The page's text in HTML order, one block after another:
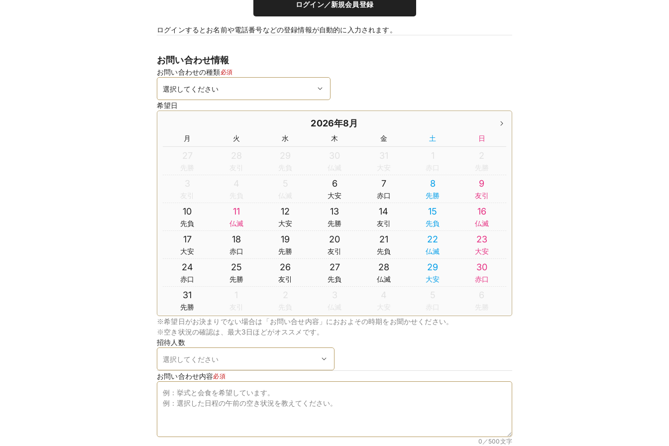
ログイン／新規会員登録
ログインするとお名前や電話番号などの登録情報が自動的に入力されます。
お問い合わせ情報
お問い合わせの種類必須
希望日
2026年8月
月 火 水 木 金 土 日
27
先勝
28
友引
29
先負
30
仏滅
31
大安
1
赤口
2
先勝
3
友引
4
先負
5
仏滅
6
大安
7
赤口
8
先勝
9
友引
10
先負
11
仏滅
12
大安
13
先勝
14
友引
15
先負
16
仏滅
17
大安
18
赤口
19
先勝
20
友引
21
先負
22
仏滅
23
大安
24
赤口
25
先勝
26
友引
27
先負
28
仏滅
29
大安
30
赤口
31
先勝
1
友引
2
先負
3
仏滅
4
大安
5
赤口
6
先勝
※希望日がお決まりでない場合は「お問い合せ内容」におおよその時期をお聞かせください。
※空き状況の確認は、最大3日ほどがオススメです。
招待人数
お問い合わせ内容必須
0／500文字